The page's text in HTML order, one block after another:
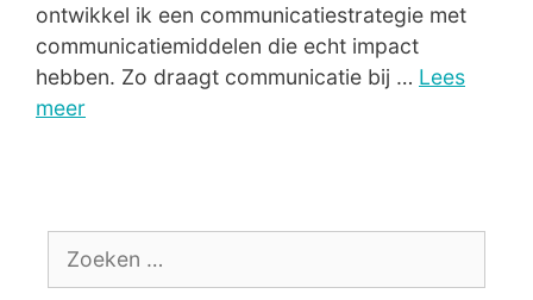
ontwikkel ik een communicatiestrategie met
communicatiemiddelen die echt impact
hebben. Zo draagt communicatie bij … Lees
meer
naar: